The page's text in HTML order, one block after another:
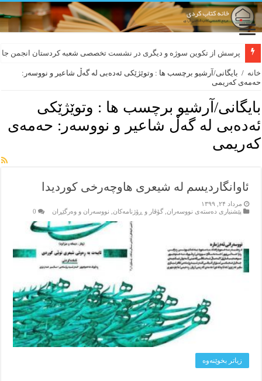
پرسش از تکوین سوژه و دیگری در نشست تخصصی شعبه کردستان انجمن
خانه / بایگانی/آرشیو برچسب ها : وتوێژێکی ئەدەبی لە گەڵ شاعیر و نووسەر:
حەمەی کەریمی
بایگانی/آرشیو برچسب ها : وتوێژێکی
ئەدەبی لە گەڵ شاعیر و نووسەر: حەمەی
کەریمی
ئاوانگاردیسم لە شیعری هاوچەرخی کوردیدا
مرداد ۲۴, ۱۳۹۹
پێشنیاری ده‌سته‌ی نووسه‌ران ,گۆڤار و ڕۆژنامه‌کان نووسه‌ران و وه‌رگێڕان 0
زیاتر بخوێنه‌وه‌